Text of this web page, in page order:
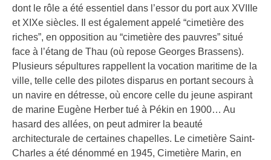
dont le rôle a été essentiel dans l’essor du port aux XVIIIe
et XIXe siècles. Il est également appelé “cimetière des
riches”, en opposition au “cimetière des pauvres” situé
face à l’étang de Thau (où repose Georges Brassens).
Plusieurs sépultures rappellent la vocation maritime de la
ville, telle celle des pilotes disparus en portant secours à
un navire en détresse, où encore celle du jeune aspirant
de marine Eugène Herber tué à Pékin en 1900… Au
hasard des allées, on peut admirer la beauté
architecturale de certaines chapelles. Le cimetière Saint-
Charles a été dénommé en 1945, Cimetière Marin, en